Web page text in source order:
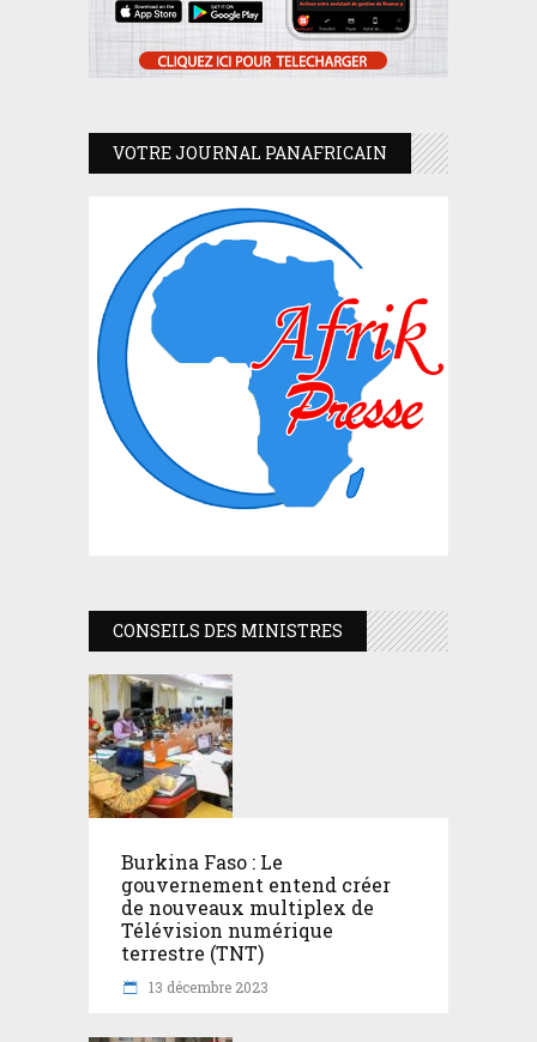
VOTRE JOURNAL PANAFRICAIN
CONSEILS DES MINISTRES
Burkina Faso : Le
gouvernement entend créer
de nouveaux multiplex de
Télévision numérique
terrestre (TNT)
13 décembre 2023